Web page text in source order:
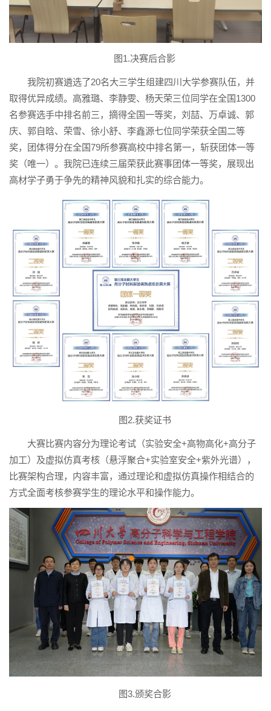
图1.决赛后合影
我院初赛遴选了20名大三学生组建四川大学参赛队伍，并
取得优异成绩。高雅璐、李静雯、杨天荣三位同学在全国1300
名参赛选手中排名前三，摘得全国一等奖，刘喆、万卓诚、郭
庆、郭自晗、荣雪、徐小舒、李鑫源七位同学荣获全国二等
奖，团体得分在全国79所参赛高校中排名第一，斩获团体一等
奖（唯一）。我院已连续三届荣获此赛事团体一等奖，展现出
高材学子勇于争先的精神风貌和扎实的综合能力。
图2.获奖证书
大赛比赛内容分为理论考试（实验安全+高物高化+高分子
加工）及虚拟仿真考核（悬浮聚合+实验室安全+紫外光谱），
比赛架构合理，内容丰富，通过理论和虚拟仿真操作相结合的
方式全面考核参赛学生的理论水平和操作能力。
图3.颁奖合影